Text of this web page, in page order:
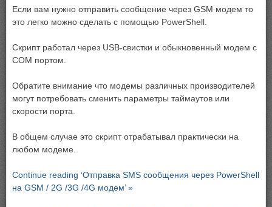
Если вам нужно отправить сообщение через GSM модем то
это легко можно сделать с помощью PowerShell.
Скрипт работал через USB-свистки и обыкновенный модем с
COM портом.
Обратите внимание что модемы различных производителей
могут потребовать сменить параметры таймаутов или
скорости порта.
В общем случае это скрипт отрабатывал практически на
любом модеме.
Continue reading ‘Отправка SMS сообщения через PowerShell
на GSM / 2G /3G /4G модем’ »